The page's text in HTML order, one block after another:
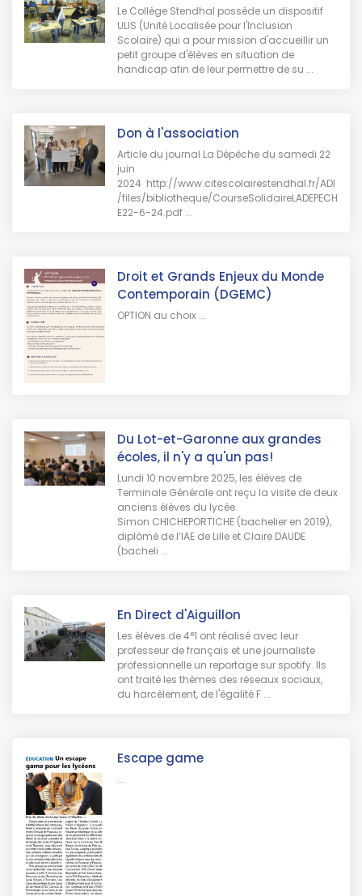
Le Collège Stendhal possède un dispositif
ULIS (Unité Localisée pour l'Inclusion
Scolaire) qui a pour mission d'accueillir un
petit groupe d'élèves en situation de
handicap afin de leur permettre de su ...
Don à l'association
Article du journal La Dépêche du samedi 22
juin
2024 http://www.citescolairestendhal.fr/ADI
/files/bibliotheque/CourseSolidaireLADEPECH
E22-6-24.pdf ...
Droit et Grands Enjeux du Monde
Contemporain (DGEMC)
OPTION au choix ...
Du Lot-et-Garonne aux grandes
écoles, il n'y a qu'un pas!
Lundi 10 novembre 2025, les élèves de
Terminale Générale ont reçu la visite de deux
anciens élèves du lycée.
Simon CHICHEPORTICHE (bachelier en 2019),
diplômé de l’IAE de Lille et Claire DAUDE
(bacheli ...
En Direct d'Aiguillon
Les élèves de 4°1 ont réalisé avec leur
professeur de français et une journaliste
professionnelle un reportage sur spotify. Ils
ont traité les thèmes des réseaux sociaux,
du harcèlement, de l'égalité F ...
Escape game
...